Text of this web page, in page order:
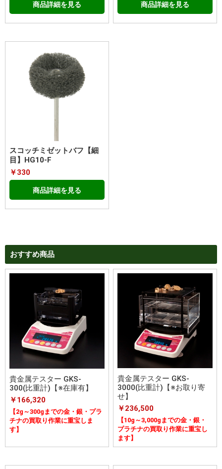
商品詳細を見る 商品詳細を見る
スコッチミゼットバフ【細
目】HG10-F
￥330
商品詳細を見る
おすすめ商品
貴金属テスター GKS-
300(比重計)【※在庫有】
￥166,320
【2g～300gまでの金・銀・プラ
チナの買取り作業に重宝しま
す】
貴金属テスター GKS-
3000(比重計)【※お取り寄
せ】
￥236,500
【10g～3,000gまでの金・銀・
プラチナの買取り作業に重宝し
ます】